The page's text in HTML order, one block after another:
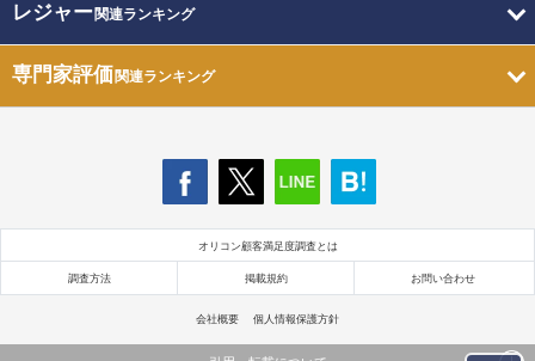
レジャー関連ランキング
専門家評価関連ランキング
オリコン顧客満足度調査とは
調査方法 掲載規約 お問い合わせ
会社概要 個人情報保護方針